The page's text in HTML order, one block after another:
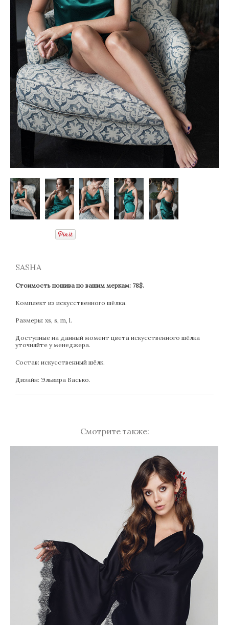
SASHA
Стоимость пошива по вашим меркам: 78$.
Комплект из искусственного шёлка.
Размеры: xs, s, m, l.
Доступные на данный момент цвета искусственного шёлка
уточняйте у менеджера.
Состав: искусственный шёлк.
Дизайн: Эльвира Басько.
Смотрите также: